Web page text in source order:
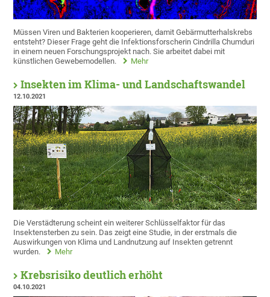
Müssen Viren und Bakterien kooperieren, damit Gebärmutterhalskrebs
entsteht? Dieser Frage geht die Infektionsforscherin Cindrilla Chumduri
in einem neuen Forschungsprojekt nach. Sie arbeitet dabei mit
künstlichen Gewebemodellen.
Mehr
Insekten im Klima- und Landschaftswandel
12.10.2021
Die Verstädterung scheint ein weiterer Schlüsselfaktor für das
Insektensterben zu sein. Das zeigt eine Studie, in der erstmals die
Auswirkungen von Klima und Landnutzung auf Insekten getrennt
wurden.
Mehr
Krebsrisiko deutlich erhöht
04.10.2021